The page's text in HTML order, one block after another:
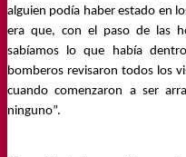
alguien podía haber estado en
era que, con el paso de las
sabíamos lo que había
bomberos revisaron todos los
cuando comenzaron a ser
ninguno”.